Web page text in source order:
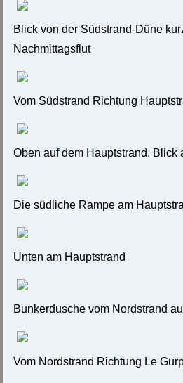
Blick von der Südstrand-Düne
Nachmittagsflut
Vom Südstrand Richtung
Oben auf dem Hauptstrand. Blick
Die südliche Rampe am
Unten am Hauptstrand
Bunkerdusche vom Nordstrand
Vom Nordstrand Richtung Le